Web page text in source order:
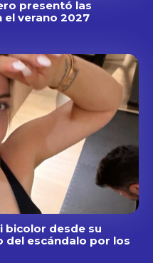
presentó las
verano 2027
bicolor desde su
del escándalo por los